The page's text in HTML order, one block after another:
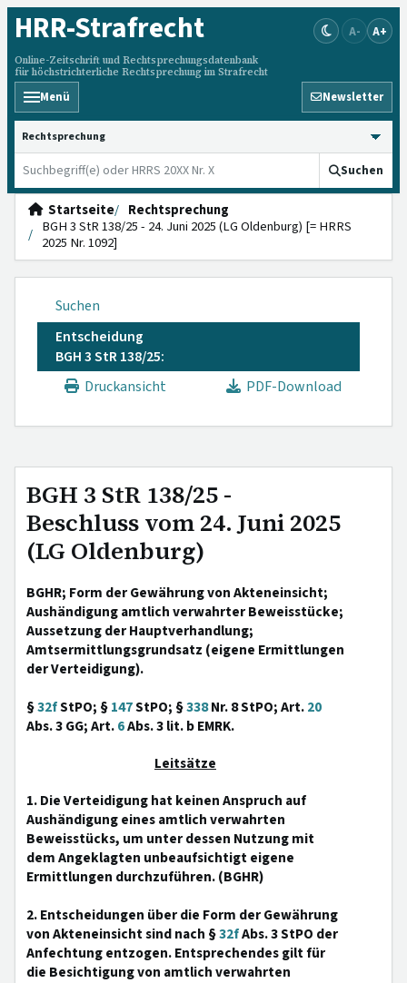
HRR-Strafrecht
Online-Zeitschrift und Rechtsprechungsdatenbank
für höchstrichterliche Rechtsprechung im Strafrecht
A- A+
Menü Newsletter
HRRS durchsuchen
Suchen
Startseite
Rechtsprechung
BGH 3 StR 138/25 - 24. Juni 2025 (LG Oldenburg) [= HRRS
2025 Nr. 1092]
Suchen
Entscheidung
BGH 3 StR 138/25:
Druckansicht
PDF-Download
BGH 3 StR 138/25 -
Beschluss vom 24. Juni 2025
(LG Oldenburg)
BGHR; Form der Gewährung von Akteneinsicht;
Aushändigung amtlich verwahrter Beweisstücke;
Aussetzung der Hauptverhandlung;
Amtsermittlungsgrundsatz (eigene Ermittlungen
der Verteidigung).
§32fStPO; §147StPO; §338Nr. 8 StPO; Art.20
Abs. 3 GG; Art.6Abs. 3 lit. b EMRK.
Leitsätze
1. Die Verteidigung hat keinen Anspruch auf
Aushändigung eines amtlich verwahrten
Beweisstücks, um unter dessen Nutzung mit
dem Angeklagten unbeaufsichtigt eigene
Ermittlungen durchzuführen. (BGHR)
2. Entscheidungen über die Form der Gewährung
von Akteneinsicht sind nach §32fAbs. 3 StPO der
Anfechtung entzogen. Entsprechendes gilt für
die Besichtigung von amtlich verwahrten